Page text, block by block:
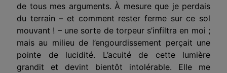
de tous mes arguments. À mesure que je perdais
du terrain – et comment rester ferme sur ce sol
mouvant ! – une sorte de torpeur s’infiltra en moi ;
mais au milieu de l’engourdisse­ment perçait une
pointe de lucidité. L’acuité de cette lumière
grandit et devint bientôt intolérable. Elle me